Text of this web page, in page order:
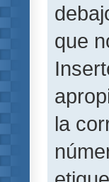
que
la